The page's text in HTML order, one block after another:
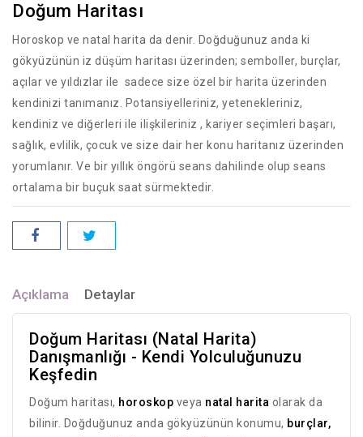
Doğum Haritası
Horoskop ve natal harita da denir. Doğduğunuz anda ki
gökyüzünün iz düşüm haritası üzerinden; semboller, burçlar,
açılar ve yıldızlar ile sadece size özel bir harita üzerinden
kendinizi tanımanız. Potansiyelleriniz, yetenekleriniz,
kendiniz ve diğerleri ile ilişkileriniz , kariyer seçimleri başarı,
sağlık, evlilik, çocuk ve size dair her konu haritanız üzerinden
yorumlanır. Ve bir yıllık öngörü seans dahilinde olup seans
ortalama bir buçuk saat sürmektedir.
Açıklama Detaylar
Doğum Haritası (Natal Harita)
Danışmanlığı - Kendi Yolculuğunuzu
Keşfedin
Doğum haritası, horoskop veya natal harita olarak da
bilinir. Doğduğunuz anda gökyüzünün konumu, burçlar,